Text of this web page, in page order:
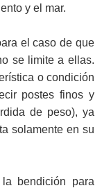
y el mar.
el caso de que
se limite a ellas.
o condición
postes finos y
de peso), ya
solamente en su
bendición para